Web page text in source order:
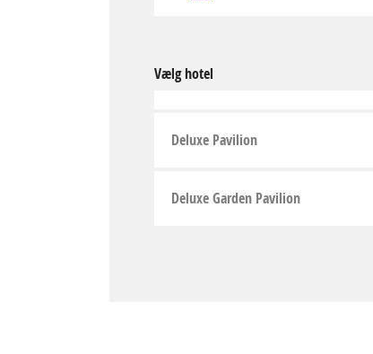
Vælg hotel
Deluxe Pavilion
Deluxe Garden Pavilion